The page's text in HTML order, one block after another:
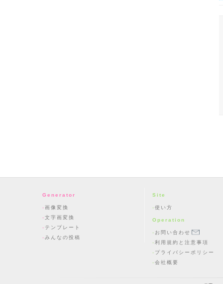
Generator
画像変換
文字画変換
テンプレート
みんなの投稿
Site
使い方
Operation
お問い合わせ
利用規約と注意事項
プライバシーポリシー
会社概要